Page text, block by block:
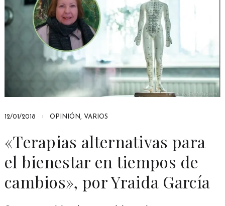
12/01/2018 OPINIÓN, VARIOS
«Terapias alternativas para
el bienestar en tiempos de
cambios», por Yraida García